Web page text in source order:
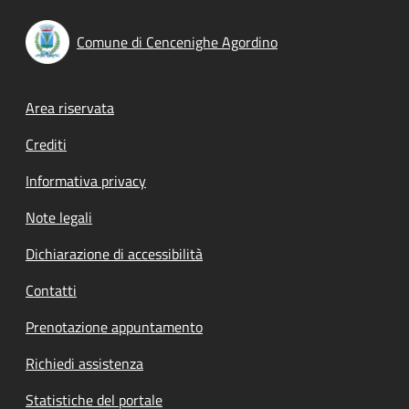
Comune di Cencenighe Agordino
Footer menu
Area riservata
Crediti
Informativa privacy
Note legali
Dichiarazione di accessibilità
Contatti
Prenotazione appuntamento
Richiedi assistenza
Statistiche del portale